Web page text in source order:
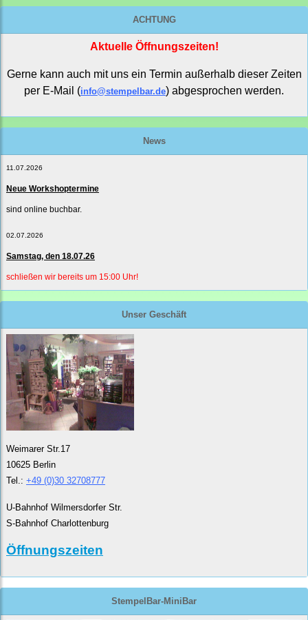
ACHTUNG
Aktuelle Öffnungszeiten!
Gerne kann auch mit uns ein Termin außerhalb dieser Zeiten
per E-Mail (info@stempelbar.de) abgesprochen werden.
News
11.07.2026
Neue Workshoptermine
sind online buchbar.
02.07.2026
Samstag, den 18.07.26
schließen wir bereits um 15:00 Uhr!
Unser Geschäft
Weimarer Str.17
10625 Berlin
Tel.: +49 (0)30 32708777
U-Bahnhof Wilmersdorfer Str.
S-Bahnhof Charlottenburg
Öffnungszeiten
StempelBar-MiniBar